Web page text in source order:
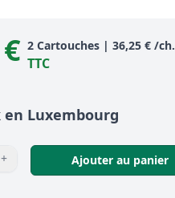
2 Cartouches| 36,25 € /ch.
TTC
en Luxembourg
pour ajuster
+ Ajouter au panier,